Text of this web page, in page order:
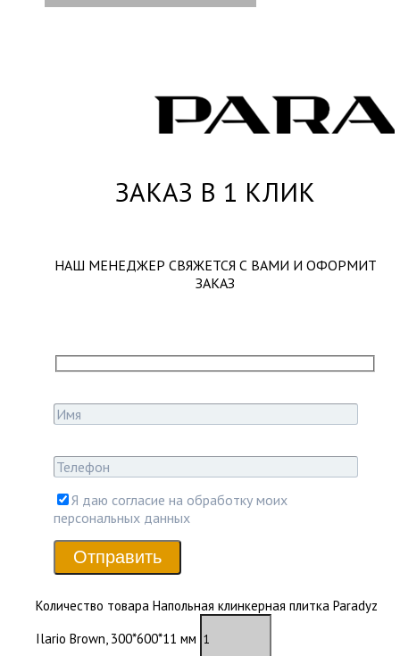
ЗАКАЗ В 1 КЛИК
НАШ МЕНЕДЖЕР СВЯЖЕТСЯ С ВАМИ И ОФОРМИТ
ЗАКАЗ
Я даю согласие на обработку моих
персональных данных
Отправить
Количество товара Напольная клинкерная плитка Paradyz
Ilario Brown, 300*600*11 мм